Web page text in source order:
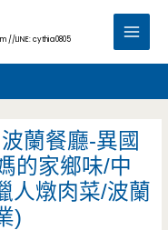
//LINE: cythia0805
Main
蘭餐廳-異國
的家鄉味/中
人燉肉菜/波蘭
)